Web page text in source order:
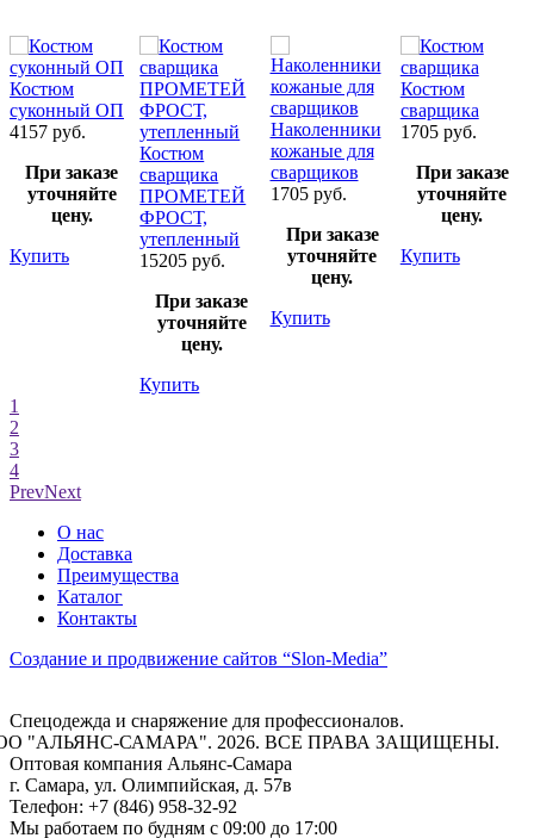
Костюм
суконный ОП
4157 руб.
При заказе
уточняйте
цену.
Купить
Костюм
сварщика
ПРОМЕТЕЙ
ФРОСТ,
утепленный
15205 руб.
При заказе
уточняйте
цену.
Купить
Наколенники
кожаные для
сварщиков
1705 руб.
При заказе
уточняйте
цену.
Купить
Костюм
сварщика
1705 руб.
При заказе
уточняйте
цену.
Купить
1
2
3
4
PrevNext
О нас
Доставка
Преимущества
Каталог
Контакты
Создание и продвижение сайтов “Slon-Media”
Спецодежда и снаряжение для профессионалов.
"АЛЬЯНС-САМАРА". 2026. ВСЕ ПРАВА ЗАЩИЩЕНЫ.
Оптовая компания Альянс-Самара
г. Самара, ул. Олимпийская, д. 57в
Телефон: +7 (846) 958-32-92
Мы работаем по будням с 09:00 до 17:00